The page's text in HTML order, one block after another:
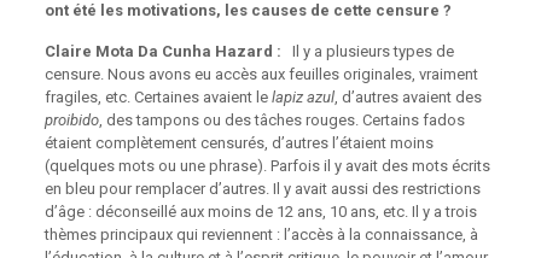
ont été les motivations, les causes de cette censure ?
Claire Mota Da Cunha Hazard : Il y a plusieurs types de
censure. Nous avons eu accès aux feuilles originales, vraiment
fragiles, etc. Certaines avaient le lapiz azul, d’autres avaient des
proibido, des tampons ou des tâches rouges. Certains fados
étaient complètement censurés, d’autres l’étaient moins
(quelques mots ou une phrase). Parfois il y avait des mots écrits
en bleu pour remplacer d’autres. Il y avait aussi des restrictions
d’âge : déconseillé aux moins de 12 ans, 10 ans, etc. Il y a trois
thèmes principaux qui reviennent : l’accès à la connaissance, à